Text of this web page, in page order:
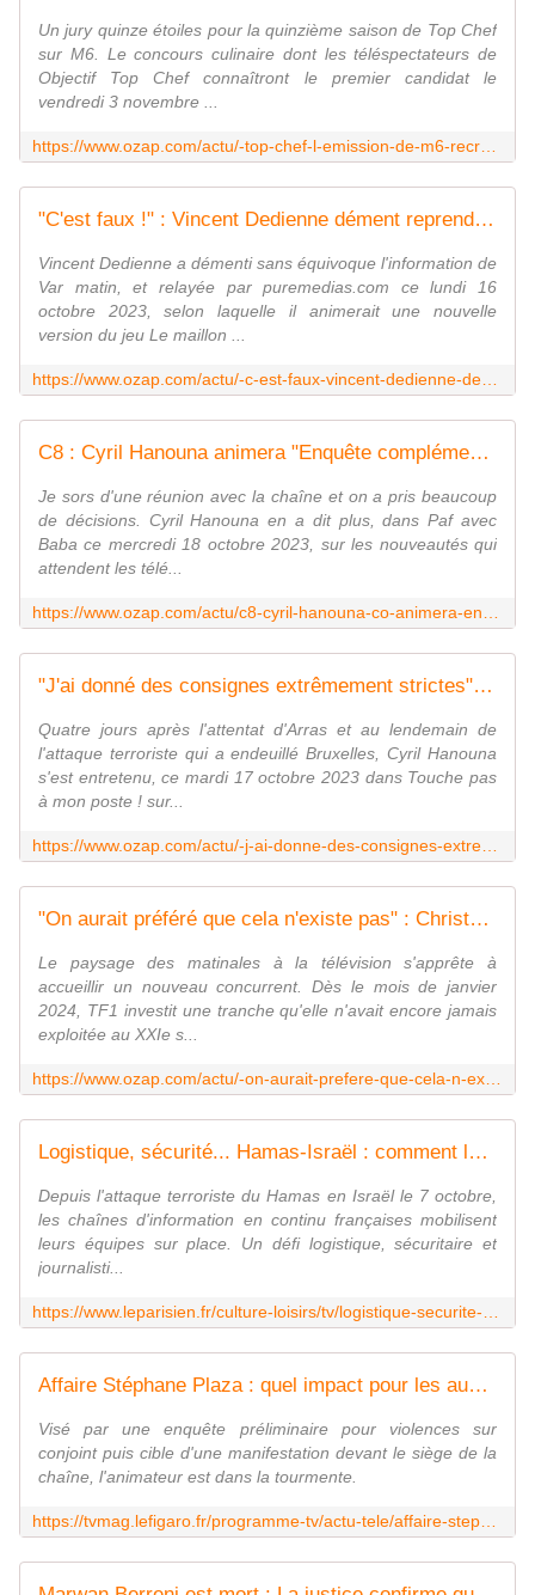
Un jury quinze étoiles pour la quinzième saison de Top Chef
sur M6. Le concours culinaire dont les téléspectateurs de
Objectif Top Chef connaîtront le premier candidat le
vendredi 3 novembre ...
"C'est faux !" : Vincent Dedienne dément reprendre la présentation du jeu "Le maillon faible" sur M6
Vincent Dedienne a démenti sans équivoque l'information de
Var matin, et relayée par puremedias.com ce lundi 16
octobre 2023, selon laquelle il animerait une nouvelle
version du jeu Le maillon ...
C8 : Cyril Hanouna animera "Enquête complémentaire" avec Jacques Cardoze et la nouvelle émission politique avec Pascale de La Tour du Pin
Je sors d'une réunion avec la chaîne et on a pris beaucoup
de décisions. Cyril Hanouna en a dit plus, dans Paf avec
Baba ce mercredi 18 octobre 2023, sur les nouveautés qui
attendent les télé...
"J'ai donné des consignes extrêmement strictes" : Cyril Hanouna met en garde le public de "TPMP" et le dissuade de s'inspirer du canular de Théo Audace
Quatre jours après l'attentat d'Arras et au lendemain de
l'attaque terroriste qui a endeuillé Bruxelles, Cyril Hanouna
s'est entretenu, ce mardi 17 octobre 2023 dans Touche pas
à mon poste ! sur...
"On aurait préféré que cela n'existe pas" : Christophe Delay (BFMTV) réagit à l'arrivée de Bruce Toussaint à la matinale de TF1
Le paysage des matinales à la télévision s'apprête à
accueillir un nouveau concurrent. Dès le mois de janvier
2024, TF1 investit une tranche qu'elle n'avait encore jamais
exploitée au XXIe s...
Logistique, sécurité... Hamas-Israël : comment les chaînes info s'organisent pour couvrir le conflit ?
Depuis l'attaque terroriste du Hamas en Israël le 7 octobre,
les chaînes d'information en continu françaises mobilisent
leurs équipes sur place. Un défi logistique, sécuritaire et
journalisti...
Affaire Stéphane Plaza : quel impact pour les audiences et la programmation de M6 ?
Visé par une enquête préliminaire pour violences sur
conjoint puis cible d'une manifestation devant le siège de la
chaîne, l'animateur est dans la tourmente.